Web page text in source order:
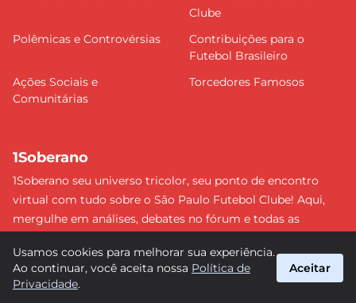
Clube
Polêmicas e Controvérsias
Contribuições para o
Futebol Brasileiro
Ações Sociais e
Comunitárias
Torcedores Famosos
1Soberano
1Soberano seu universo tricolor, seu ponto de encontro
virtual com tudo sobre o São Paulo Futebol Clube! Aqui,
mergulhe em análises, debates no fórum e todas as
detalhe e faça parte dessa comunidade apaixonada pelo
tricolor paulista. #SPFC #SãoPaulo #1Soberano
Usamos cookies para melhorar sua experiência.
Ao continuar, você aceita nossa Política de
Privacidade.
Aceitar